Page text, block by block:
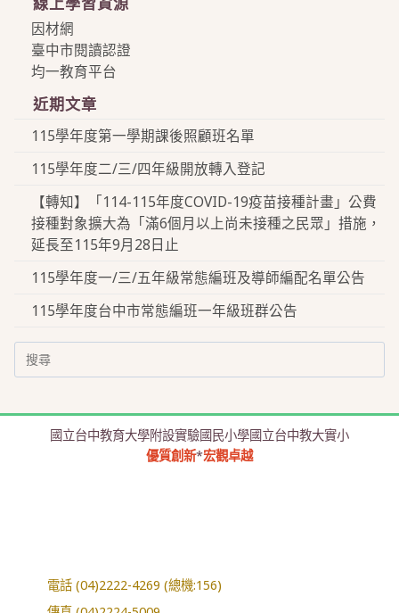
因材網
臺中市閱讀認證
均一教育平台
近期文章
115學年度第一學期課後照顧班名單
115學年度二/三/四年級開放轉入登記
【轉知】「114-115年度COVID-19疫苗接種計畫」公費
接種對象擴大為「滿6個月以上尚未接種之民眾」措施，
延長至115年9月28日止
115學年度一/三/五年級常態編班及導師編配名單公告
115學年度台中市常態編班一年級班群公告
Search
for:
國立台中教育大學附設實驗國民小學國立台中教大實小
優質創新*宏觀卓越
電話 (04)2222-4269 (總機:156)